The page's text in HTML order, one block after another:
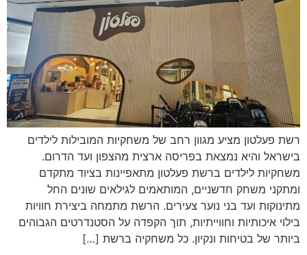
רשת פעלטון מציע מגוון רחב של משחקיות המובילות לילדים
בישראל והיא נמצאת בפריסה ארצית מהצפון ועד הדרום.
משחקיות לילדים ברשת פעלטון מתאפיינות בציוד מתקדם
ומתקני משחק חדשניים, המותאמים לגילאים שונים החל
מתינוקות ועד בני נוער צעירים. הרשת מתמחה ביצירת חוויות
בילוי איכותיות וחווייתיות, תוך הקפדה על הסטנדרטים הגבוהים
ביותר של בטיחות ונקיון. כל משחקיה ברשת […]